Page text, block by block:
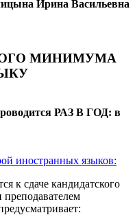
Ирина Васильевна
МИНИМУМА
РАЗ В ГОД: в
иностранных языков:
к сдаче кандидатского
преподавателем